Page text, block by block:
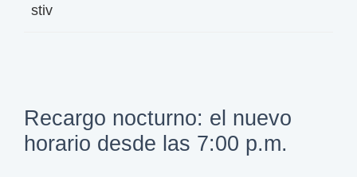
stiv
Recargo nocturno: el nuevo
horario desde las 7:00 p.m.